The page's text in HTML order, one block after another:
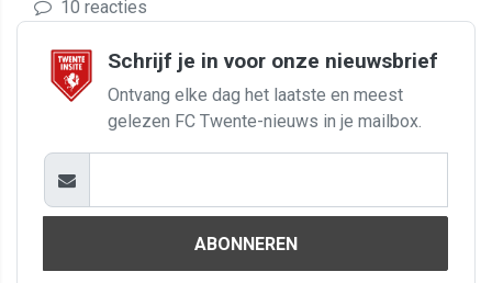
10 reacties
Schrijf je in voor onze nieuwsbrief
Ontvang elke dag het laatste en meest
gelezen FC Twente-nieuws in je mailbox.
ABONNEREN